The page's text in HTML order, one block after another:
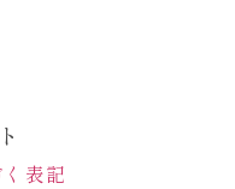
表記